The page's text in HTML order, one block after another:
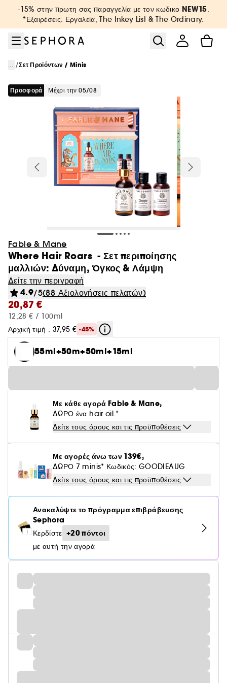
Μετάβαση στο μενού
Μετάβαση στο κύριο περιεχόμενο
Μετάβαση στο υποσέλιδο
-15% στην πρωτη σας παραγγελία με τον κωδικο NEW15.
*Εξαιρέσεις: Εργαλεία, The Inkey List & The Ordinary.
... /Σετ Προϊόντων / Minis
Προσφορά μέχρι την 05/08
Fable & Mane
Where Hair Roars - Σετ περιποίησης
μαλλιών: Δύναμη, Όγκος & Λάμψη
Δείτε την περιγραφή
4.9/5(88 Αξιολογήσεις πελατών)
20,87 €
12,28 € / 100ml
Αρχική τιμή : 37,95 € -45%
55ml+50m+50ml+15ml
Με κάθε αγορά Fable & Mane,
ΔΩΡΟ ένα hair oil.*
Δείτε τους όρους και τις προϋποθέσεις
Με αγορές άνω των 139€,
ΔΩΡΟ 7 minis* Κωδικός: GOODIEAUG
Δείτε τους όρους και τις προϋποθέσεις
Ανακαλύψτε το πρόγραμμα επιβράβευσης
Sephora
Κερδίστε +20 πόντοι
με αυτή την αγορά